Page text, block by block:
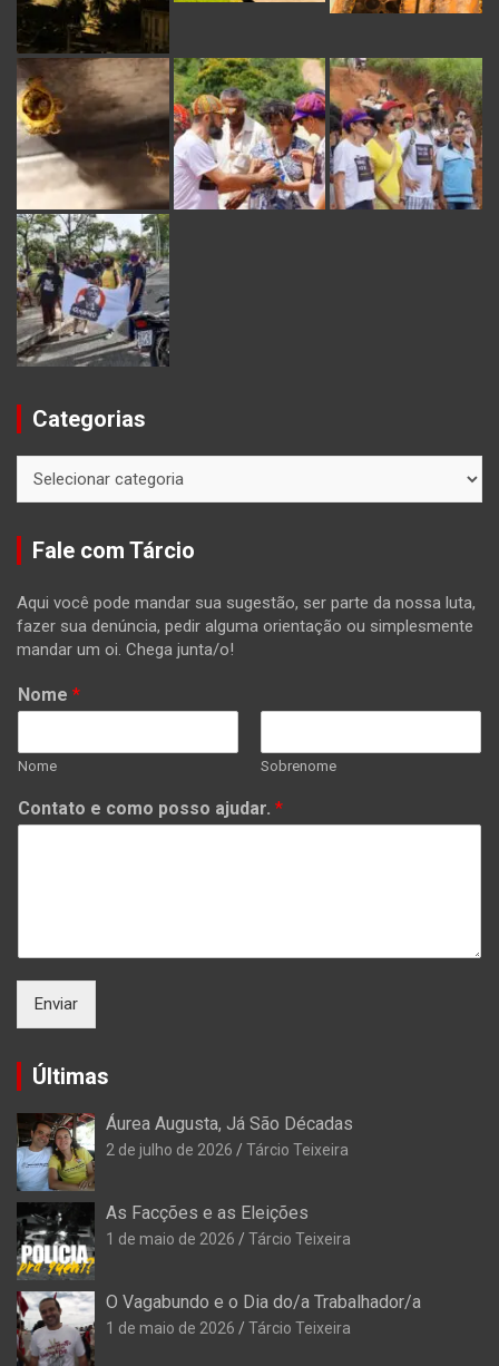
Categorias
Fale com Tárcio
Aqui você pode mandar sua sugestão, ser parte da nossa luta,
fazer sua denúncia, pedir alguma orientação ou simplesmente
mandar um oi. Chega junta/o!
Nome *
Nome Sobrenome
Contato e como posso ajudar. *
Enviar
Últimas
Áurea Augusta, Já São Décadas
2 de julho de 2026 Tárcio Teixeira
As Facções e as Eleições
1 de maio de 2026 Tárcio Teixeira
O Vagabundo e o Dia do/a Trabalhador/a
1 de maio de 2026 Tárcio Teixeira